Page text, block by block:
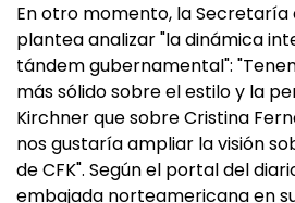
En otro momento, la Secretaría
plantea analizar "la dinámica
tándem gubernamental":
más sólido sobre el estilo y la
Kirchner que sobre Cristina
nos gustaría ampliar la visión
de CFK". Según el portal del
embajada norteamericana en